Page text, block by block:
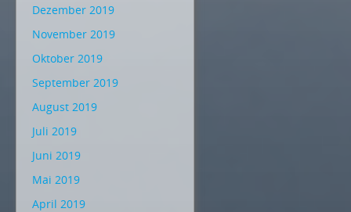
Dezember 2019
November 2019
Oktober 2019
September 2019
August 2019
Juli 2019
Juni 2019
Mai 2019
April 2019